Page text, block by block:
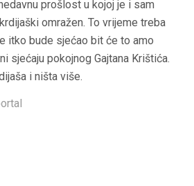
prošlost u kojoj je i sam
omražen. To vrijeme treba
itko bude sjećao bit će to amo
sjećaju pokojnog Gajtana Krištića.
i ništa više.